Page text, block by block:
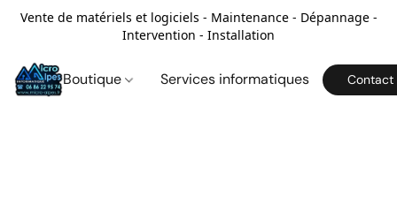
Vente de matériels et logiciels - Maintenance - Dépannage -
Intervention - Installation
Boutique Services informatiques Contact